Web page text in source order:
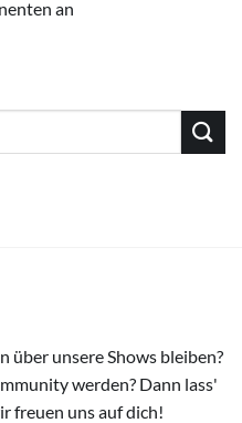
an
über unsere Shows bleiben?
werden? Dann lass'
freuen uns auf dich!